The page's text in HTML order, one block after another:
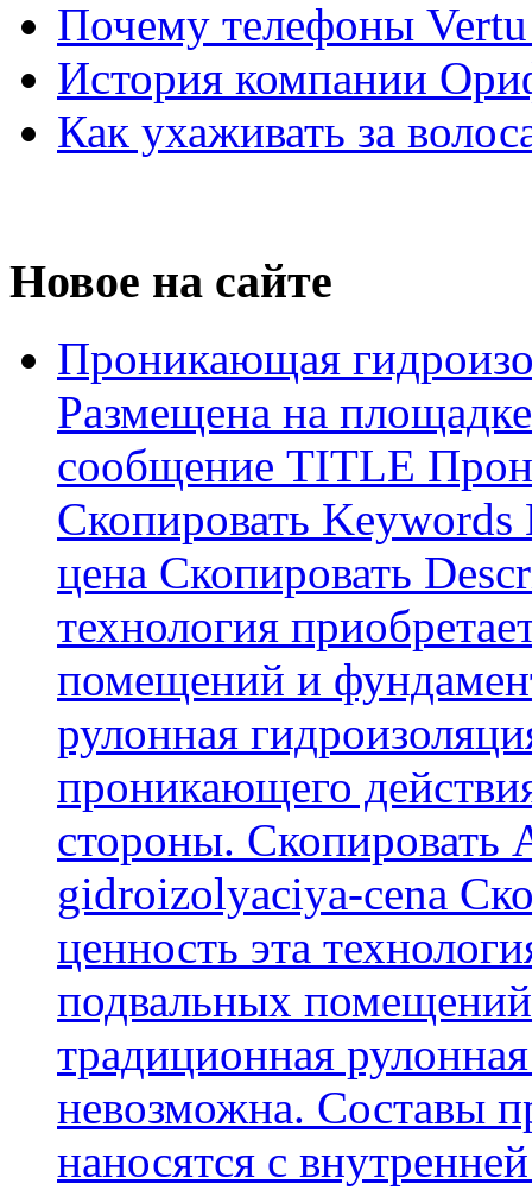
Почему телефоны Vertu
История компании
Как ухаживать за
Новое на сайте
Проникающая
Размещена на
сообщение TITLE
Скопировать
цена Скопировать
технология
помещений и
рулонная
проникающего
стороны. Скопировать
gidroizolyaciya-cena
ценность эта
подвальных
традиционная
невозможна. Составы
наносятся с